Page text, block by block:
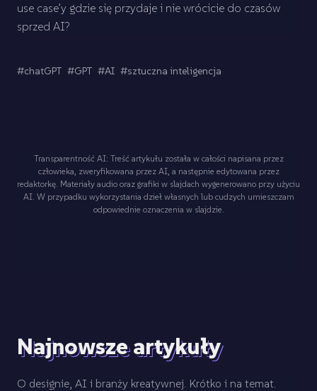
use case’y gdzie się przydaje i nie wrócicie do czasów
sprzed AI?
#chatGPT #GPT #AI #sztuczna inteligencja
Transparentność AI: Treść artykułu została w całości napisana przez
człowieka, zweryfikowana przez AI, a następnie edytowana przez
redaktorkę. Materiały audio oraz grafiki w slajdach wygenerowano przy użyciu
AI. W przypadku wykorzystania dzieł własnych lub cudzych umieszczam
odpowiednie oznaczenia w slajdzie.
Najnowsze artykuły
O designie, AI i branży kreatywnej. Krótko i na temat.